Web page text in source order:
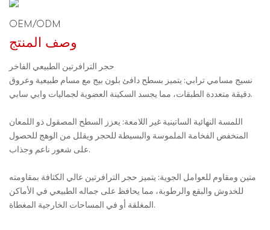
OEM/ODM
وصف المنتج
حجر الترافرتين الطبيعي الفاخر
نسيج مسامي ترابي: يتميز بسطح دافئ بلون بيج مع مسام طبيعية وعروق
دقيقة متعددة الطبقات، مما يجسد السكينة العضوية لجماليات وابي سابي.
اللمسة النهائية الساتينية غير اللامعة: يعزز السطح المصقول ذو اللمعان
المنخفض الفخامة الملموسة والبسيطة للحجر ويقلل من الوهج للحصول
على شعور ناعم وجذاب.
متين ومقاوم للعوامل الجوية: يتميز حجر الترافرتين عالي الكثافة بمقاومته
للخدوش والبقع والرطوبة، مما يحافظ على جماله الطبيعي في الأماكن
المغلقة أو في المساحات الخارجية المغطاة.